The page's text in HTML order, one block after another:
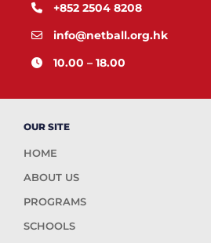
+852 2504 8208
info@netball.org.hk
10.00 – 18.00
OUR SITE
HOME
ABOUT US
PROGRAMS
SCHOOLS